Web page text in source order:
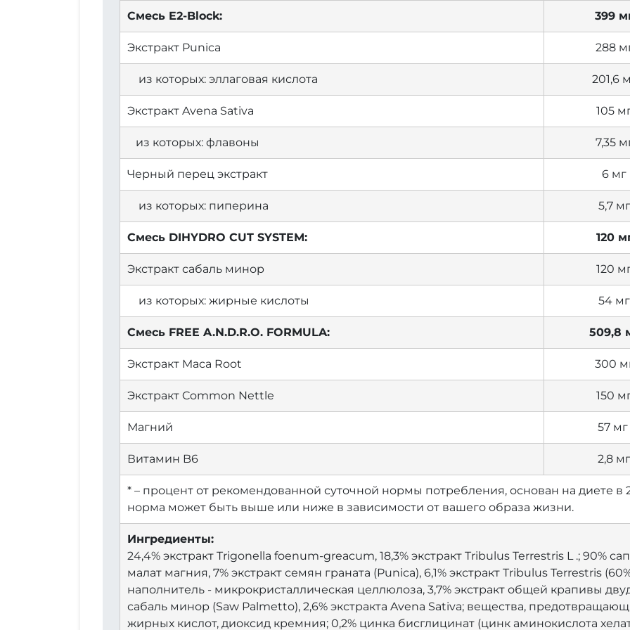
Смесь E2-Block: 399
Экстракт Punica 288
из которых: эллаговая кислота 201,6
Экстракт Avena Sativa 105
из которых: флавоны 7,35
Черный перец экстракт 6 мг
из которых: пиперина 5,7 мг
Смесь DIHYDRO CUT SYSTEM: 120
Экстракт сабаль минор 120
из которых: жирные кислоты 54 мг
Смесь FREE A.N.D.R.O. FORMULA: 509,8
Экстракт Maca Root 300
Экстракт Common Nettle 150
Магний 57 мг
Витамин B6 2,8 мг
* – процент от рекомендованной суточной нормы потребления, основан на диете в
норма может быть выше или ниже в зависимости от вашего образа жизни.
Ингредиенты:
24,4% экстракт Trigonella foenum-greacum, 18,3% экстракт Tribulus Terrestris L .; 90%
малат магния, 7% экстракт семян граната (Punica), 6,1% экстракт Tribulus Terrestris
наполнитель - микрокристаллическая целлюлоза, 3,7% экстракт общей крапивы
сабаль минор (Saw Palmetto), 2,6% экстракта Avena Sativa; вещества,
жирных кислот, диоксид кремния; 0,2% цинка бисглицинат (цинк аминокислота